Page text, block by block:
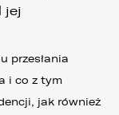
jej
przesłania
i co z tym
jak również